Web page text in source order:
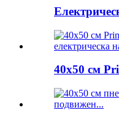
40x50 см